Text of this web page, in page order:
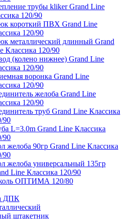
трубы kliker Grand Line
120/90
короткий ПВХ Grand Line
120/90
металлический длинный Grand
Классика 120/90
(колено нижнее) Grand Line
120/90
воронка Grand Line
120/90
желоба Grand Line
120/90
труб Grand Line Классика
90
L=3.0m Grand Line Классика
90
желоба 90гр Grand Line Классика
90
желоба универсальный 135гр
Line Классика 120/90
ОПТИМА 120/80
ДПК
штакетник